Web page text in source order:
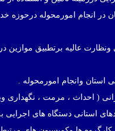
در انجام امورمحوله درحوزه
ونظارت عالیه برتطبیق
( احداث ، مرمت ،
استانی دستگاه های اجرایی